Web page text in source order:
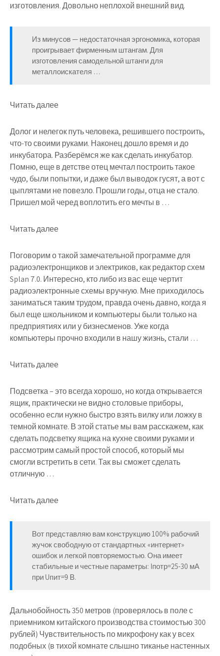
изготовления. Довольно неплохой внешний вид.
Из минусов — недостаточная эргономика, которая
проигрывает фирменным штангам. Для
изготовления самодельной штанги для
металлоискателя …
Читать далее
Долог и нелегок путь человека, решившего построить,
что-то своими руками. Наконец дошло время и до
инкубатора. Разберёмся же как сделать инкубатор.
Помню, еще в детстве отец мечтал построить такое
чудо, были попытки, и даже был выводок гусят, а вот с
цыплятами не повезло. Прошли годы, отца не стало.
Пришел мой черед воплотить его мечты в …
Читать далее
Поговорим о такой замечательной программе для
радиоэлектронщиков и электриков, как редактор схем
Splan 7.0. Интересно, кто либо из вас еще чертит
радиоэлектронные схемы вручную. Мне приходилось
заниматься таким трудом, правда очень давно, когда я
был еще школьником и компьютеры были только на
предприятиях или у бизнесменов. Уже когда
компьютеры прочно входили в нашу жизнь, стали …
Читать далее
Подсветка – это всегда хорошо, но когда открывается
ящик, практически не видно столовые приборы,
особенно если нужно быстро взять вилку или ложку в
темной комнате. В этой статье мы вам расскажем, как
сделать подсветку ящика на кухне своими руками и
рассмотрим самый простой способ, который мы
смогли встретить в сети. Так вы сможет сделать
отличную …
Читать далее
Вот представляю вам конструкцию 100% рабочий
жучок свободную от стандартных «интернет»
ошибок и легкой повторяемостью. Она имеет
стабильные и честные параметры: Iпотр=25-30 мА
при Uпит=9 В.
Дальнобойность 350 метров (проверялось в поле с
приемником китайского производства стоимостью 300
рублей) Чувствительность по микрофону как у всех
подобных (в тихой комнате слышно тиканье настенных